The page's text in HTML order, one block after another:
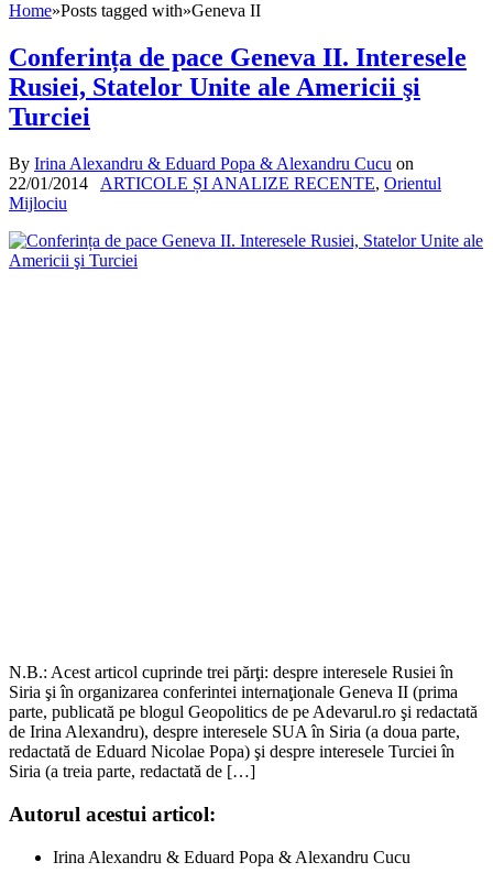
Home»Posts tagged with»Geneva II
Conferința de pace Geneva II. Interesele
Rusiei, Statelor Unite ale Americii şi
Turciei
By Irina Alexandru & Eduard Popa & Alexandru Cucu on
22/01/2014
ARTICOLE ȘI ANALIZE RECENTE, Orientul
Mijlociu
N.B.: Acest articol cuprinde trei părţi: despre interesele Rusiei în
Siria şi în organizarea conferintei internaţionale Geneva II (prima
parte, publicată pe blogul Geopolitics de pe Adevarul.ro şi redactată
de Irina Alexandru), despre interesele SUA în Siria (a doua parte,
redactată de Eduard Nicolae Popa) şi despre interesele Turciei în
Siria (a treia parte, redactată de […]
Autorul acestui articol:
Irina Alexandru & Eduard Popa & Alexandru Cucu